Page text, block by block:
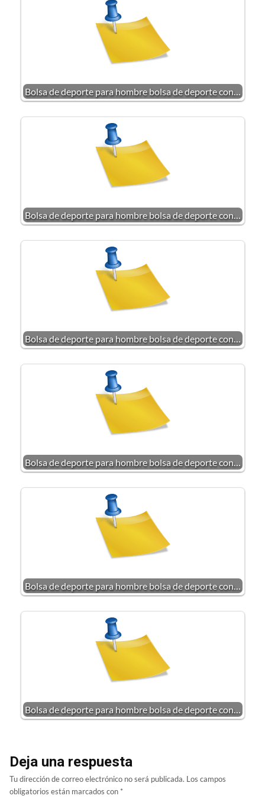
Bolsa de deporte para hombre bolsa de deporte con…
Bolsa de deporte para hombre bolsa de deporte con…
Bolsa de deporte para hombre bolsa de deporte con…
Bolsa de deporte para hombre bolsa de deporte con…
Bolsa de deporte para hombre bolsa de deporte con…
Bolsa de deporte para hombre bolsa de deporte con…
Deja una respuesta
Tu dirección de correo electrónico no será publicada. Los campos
obligatorios están marcados con *